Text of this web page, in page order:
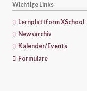
Wichtige Links
Lernplattform XSchool
Newsarchiv
Kalender/Events
Formulare